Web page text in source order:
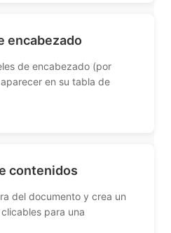
encabezado
de encabezado (por
en su tabla de
contenidos
del documento y crea un
para una